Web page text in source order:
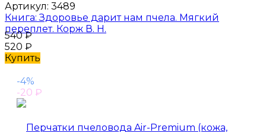
Артикул: 3489
Книга: Здоровье дарит нам пчела. Мягкий
переплет. Корж В. Н.
540₽
520 ₽
Купить
-4%
-20 ₽